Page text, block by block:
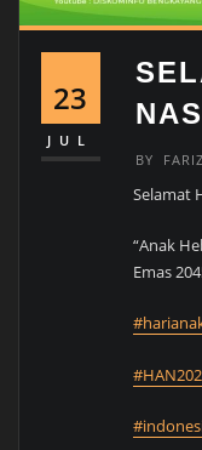
23
JUL
BY FARIZ
Selamat
“Anak
Emas